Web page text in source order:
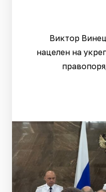
Виктор
нацелен на